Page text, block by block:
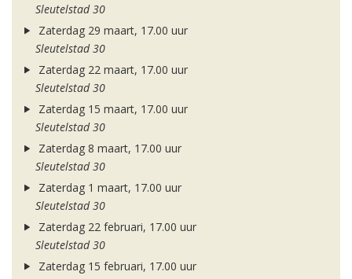
Sleutelstad 30
Zaterdag 29 maart, 17.00 uur
Sleutelstad 30
Zaterdag 22 maart, 17.00 uur
Sleutelstad 30
Zaterdag 15 maart, 17.00 uur
Sleutelstad 30
Zaterdag 8 maart, 17.00 uur
Sleutelstad 30
Zaterdag 1 maart, 17.00 uur
Sleutelstad 30
Zaterdag 22 februari, 17.00 uur
Sleutelstad 30
Zaterdag 15 februari, 17.00 uur